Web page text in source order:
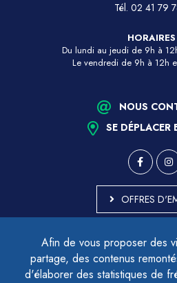
Afin de vous proposer des
partage, des contenus
d'élaborer des statistiques de
Tél. 02 41 79
Du lundi au jeudi de 9h à
Le vendredi de 9h à 12h
NOUS
SE DÉPLACER
OFFRES
ACCESSIBILITÉ -
PLAN DU
MENTIONS